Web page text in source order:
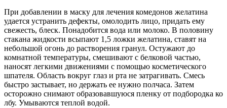
При добавлении в маску для лечения комедонов желатина
удается устранить дефекты, омолодить лицо, придать ему
свежесть, блеск. Понадобится вода или молоко. В половину
стакана жидкости всыпают 1,5 ложки желатина, ставят на
небольшой огонь до растворения гранул. Остужают до
комнатной температуры, смешивают с белковой частью,
наносят легкими движениями с помощью косметического
шпателя. Область вокруг глаз и рта не затрагивать. Смесь
быстро застывает, но держать ее нужно полчаса. Затем
осторожно снимают образовавшуюся пленку от подбородка ко
лбу. Умываются теплой водой.